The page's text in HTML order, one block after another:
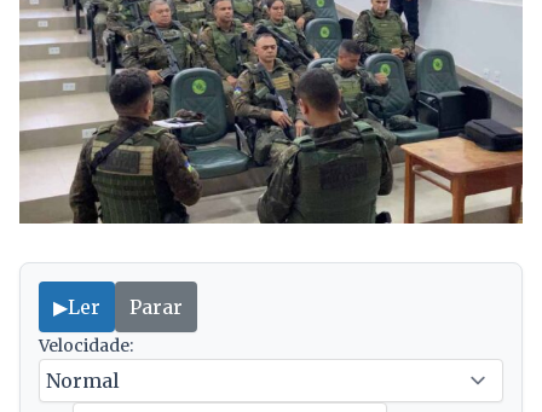
▶Ler Parar
Velocidade: